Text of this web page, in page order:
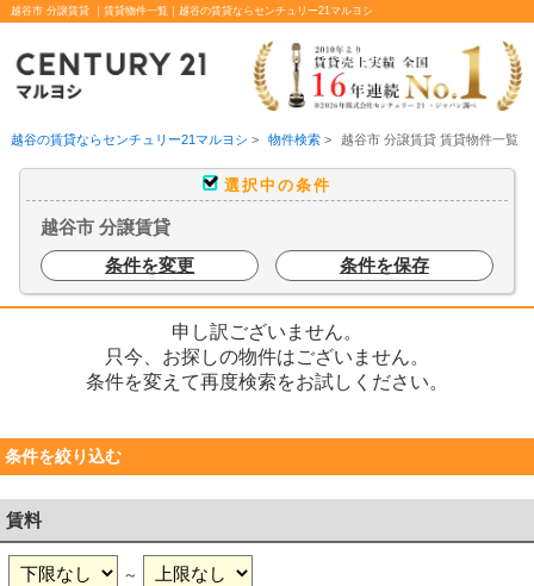
越谷市 分譲賃貸 ｜賃貸物件一覧｜越谷の賃貸ならセンチュリー21マルヨシ
越谷の賃貸ならセンチュリー21マルヨシ > 物件検索> 越谷市 分譲賃貸 賃貸物件一覧
選択中の条件
越谷市 分譲賃貸
条件を変更
条件を保存
申し訳ございません。
只今、お探しの物件はございません。
条件を変えて再度検索をお試しください。
条件を絞り込む
賃料
～